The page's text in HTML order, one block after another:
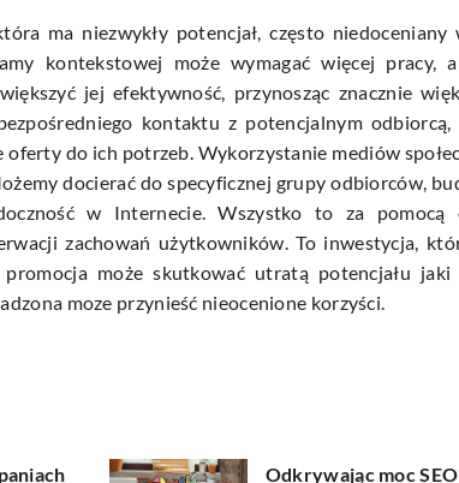
ma niezwykły potencjał, często niedoceniany
kontekstowej może wymagać więcej pracy,
jej efektywność, przynosząc znacznie
kontaktu z potencjalnym odbiorcą,
do ich potrzeb. Wykorzystanie mediów
docierać do specyficznej grupy odbiorców,
w Internecie. Wszystko to za pomocą
zachowań użytkowników. To inwestycja,
promocja może skutkować utratą potencjału
moze przynieść nieocenione korzyści.
Odkrywając moc